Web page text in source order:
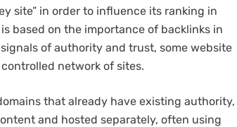
site” in order to influence its ranking in
based on the importance of backlinks in
of authority and trust, some website
network of sites.
that already have existing authority,
and hosted separately, often using